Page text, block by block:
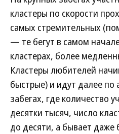
кластеры по скорости
самых стремительных
— те бегут в самом
кластерах, более
Кластеры любителей
быстрые) и идут далее
забегах, где количество
десятки тысяч, число
до десяти, а бывает даже